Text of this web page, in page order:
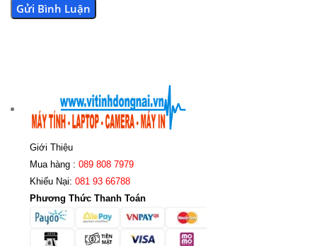
Giới Thiệu
Mua hàng : 089 808 7979
Khiếu Nại: 081 93 66788
Phương Thức Thanh Toán